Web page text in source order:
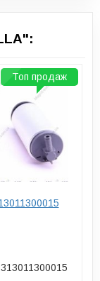
313011300015
Топ продаж